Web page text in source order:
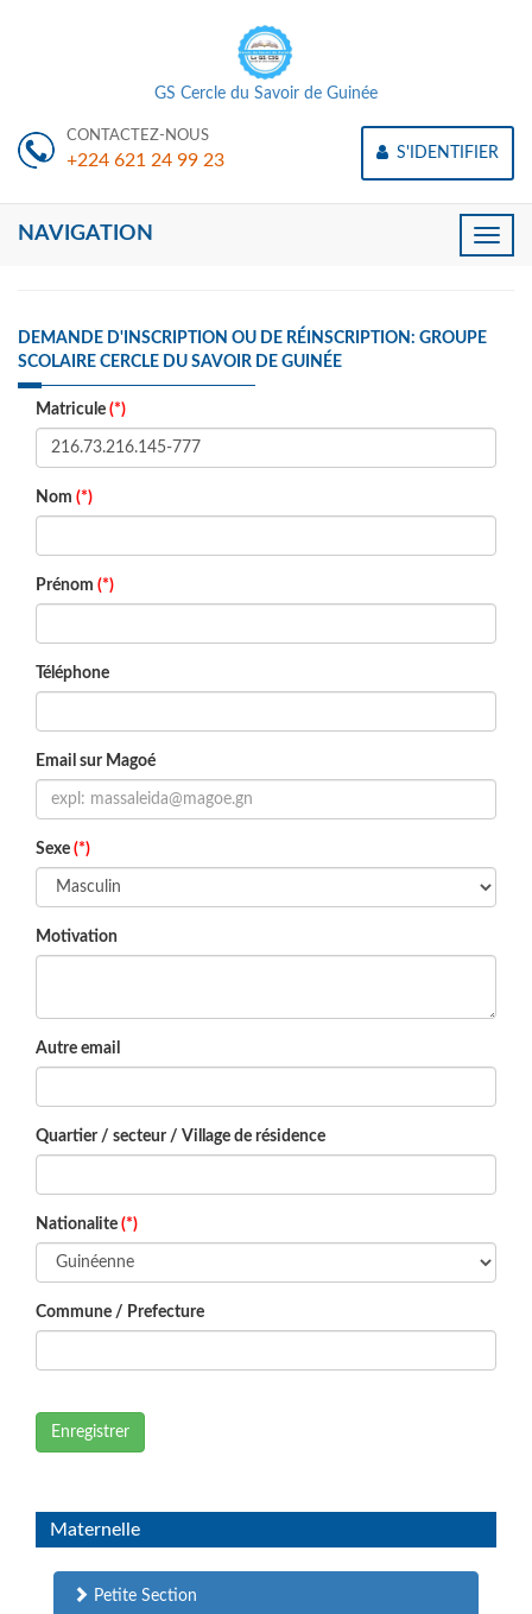
GS Cercle du Savoir de Guinée
CONTACTEZ-NOUS
+224 621 24 99 23 S'IDENTIFIER
Toggle
NAVIGATION
DEMANDE D'INSCRIPTION OU DE RÉINSCRIPTION: GROUPE
SCOLAIRE CERCLE DU SAVOIR DE GUINÉE
Matricule (*)
Nom (*)
Prénom (*)
Téléphone
Email sur Magoé
Sexe (*)
Motivation
Autre email
Quartier / secteur / Village de résidence
Nationalite (*)
Commune / Prefecture
Enregistrer
Maternelle
Petite Section